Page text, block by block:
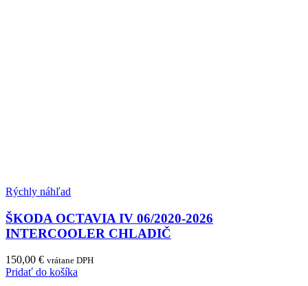
Rýchly náhľad
ŠKODA OCTAVIA IV 06/2020-2026
INTERCOOLER CHLADIČ
150,00 € vrátane DPH
Pridať do košíka